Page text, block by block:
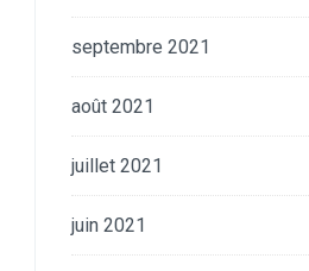
septembre 2021
août 2021
juillet 2021
juin 2021